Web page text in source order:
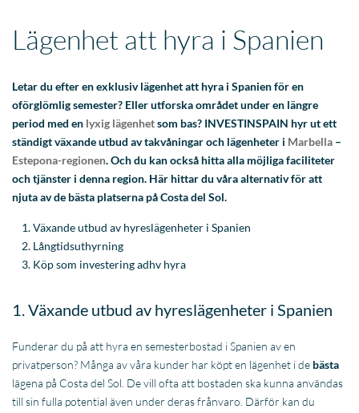
Lägenhet att hyra i Spanien
Letar du efter en exklusiv lägenhet att hyra i Spanien för en
oförglömlig semester? Eller utforska området under en längre
period med en lyxig lägenhetsom bas? INVESTINSPAIN hyr ut ett
ständigt växande utbud av takvåningar och lägenheter i Marbella –
Estepona-regionen. Och du kan också hitta alla möjliga faciliteter
och tjänster i denna region. Här hittar du våra alternativ för att
njuta av de bästa platserna på Costa del Sol.
Växande utbud av hyreslägenheter i Spanien
Långtidsuthyrning
Köp som investering adhv hyra
1. Växande utbud av hyreslägenheter i Spanien
Funderar du på att hyra en semesterbostad i Spanien av en
privatperson? Många av våra kunder har köpt en lägenhet i de bästa
lägena på Costa del Sol. De vill ofta att bostaden ska kunna användas
till sin fulla potential även under deras frånvaro. Därför kan du